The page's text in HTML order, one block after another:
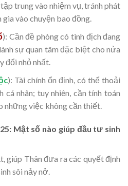
trung vào nhiệm vụ, tránh phát
vào chuyện bao đồng.
): Cần đề phòng có tình địch đang
sự quan tâm đặc biệt cho nửa
đổi nhỏ nhất.
): Tài chính ổn định, có thể thoải
cá nhân; tuy nhiên, cần tính toán
những việc không cần thiết.
Mật số nào giúp đầu tư sinh
giúp Thân đưa ra các quyết định
sôi nảy nở.